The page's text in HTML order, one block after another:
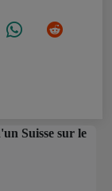
Suisse sur le